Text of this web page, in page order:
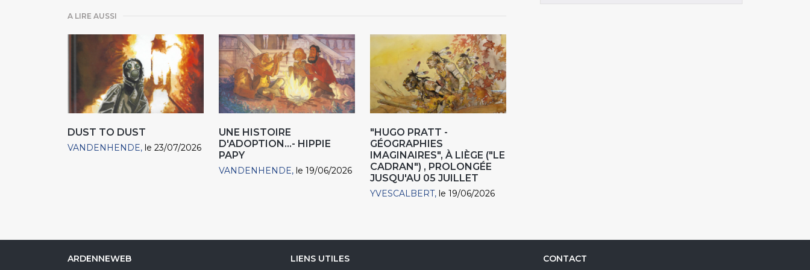
A LIRE AUSSI
DUST TO DUST
VANDENHENDE le 23/07/2026
UNE HISTOIRE
D'ADOPTION...- HIPPIE
PAPY
VANDENHENDE le 19/06/2026
"HUGO PRATT -
GÉOGRAPHIES
IMAGINAIRES", À LIÈGE ("LE
CADRAN") , PROLONGÉE
JUSQU'AU 05 JUILLET
YVESCALBERT le 19/06/2026
ARDENNEWEB LIENS UTILES CONTACT